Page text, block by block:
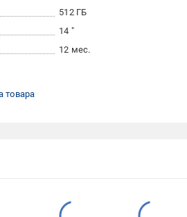
512 ГБ
14 "
12 мес.
товара